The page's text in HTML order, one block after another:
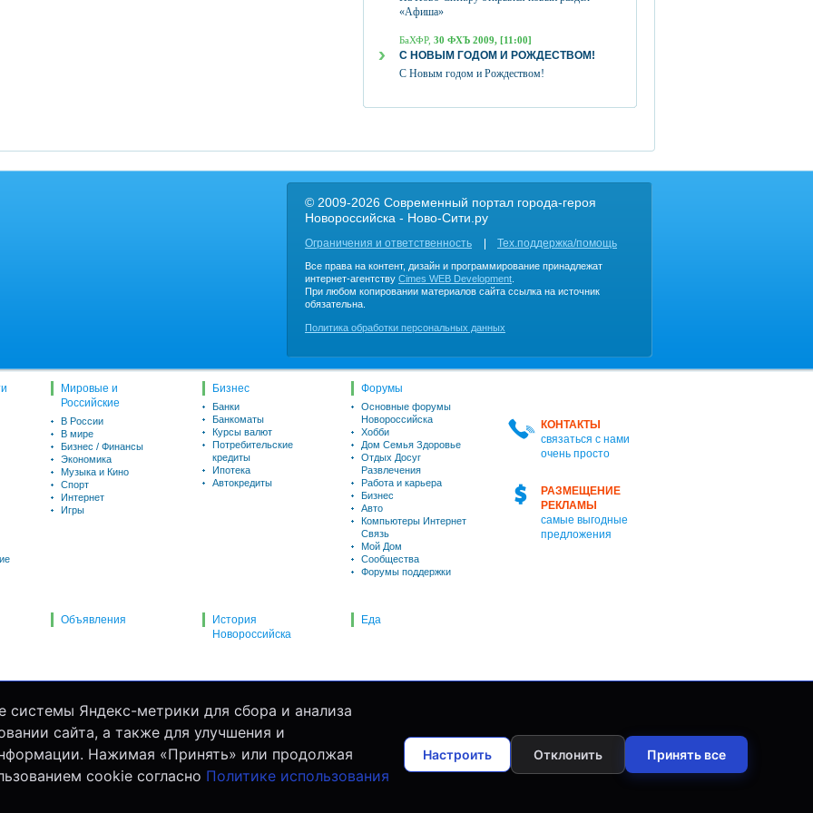
«Афиша»
БаХФР, 30 ФХЪ 2009, [11:00]
С НОВЫМ ГОДОМ И РОЖДЕСТВОМ!
С Новым годом и Рождеством!
© 2009-2026 Современный портал города-героя
Новороссийска - Ново-Сити.ру
Ограничения и ответственность Тех.поддержка/помощь
Все права на контент, дизайн и программирование принадлежат
интернет-агентству Cimes WEB Development
При любом копировании материалов сайта ссылка на источник
обязательна.
Политика обработки персональных данных
КОНТАКТЫ
связаться с нами
очень просто
РАЗМЕЩЕНИЕ
РЕКЛАМЫ
самые выгодные
предложения
Мировые и
Российские
В России
В мире
Бизнес / Финансы
Экономика
Музыка и Кино
Спорт
Интернет
Игры
Бизнес
Банки
Банкоматы
Курсы валют
Потребительские
кредиты
Ипотека
Автокредиты
Форумы
Основные форумы
Новороссийска
Хобби
Дом Семья Здоровье
Отдых Досуг
Развлечения
Работа и карьера
Бизнес
Авто
Компьютеры Интернет
Связь
Мой Дом
Сообщества
Форумы поддержки
Объявления
История
Новороссийска
Еда
Яндекс-метрики для сбора и анализа
сайта, а также для улучшения и
Нажимая «Принять» или продолжая
cookie согласно Политике использования
Настроить Отклонить Принять все